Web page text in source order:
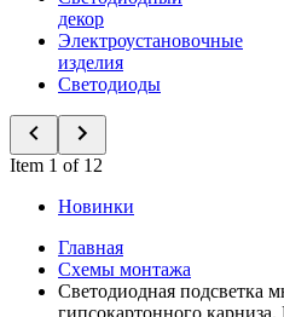
декор
Электроустановочные
изделия
Светодиоды
Item 1 of 12
Новинки
Главная
Схемы монтажа
Светодиодная подсветка
гипсокартонного карниза.